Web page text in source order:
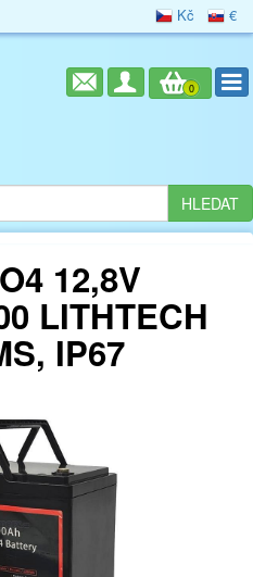
Kč €
0
12,8V
LITHTECH
IP67